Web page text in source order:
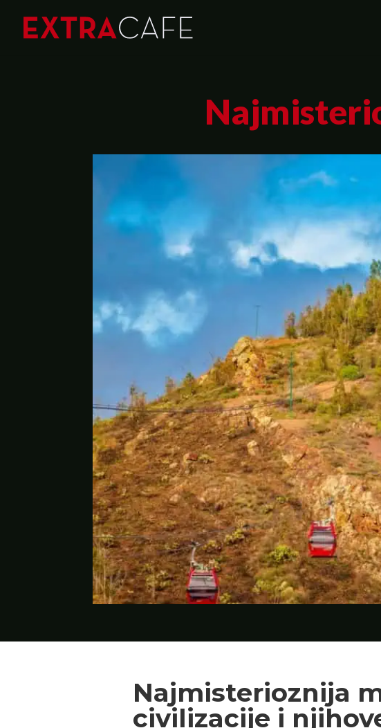
Najmisterioznija
civilizacije i